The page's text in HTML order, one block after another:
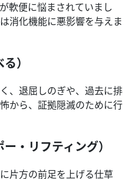
軟便に悩まされていまし
消化機能に悪影響を与えま
）
、退屈しのぎや、過去に排
から、証拠隠滅のために行
・リフティング）
片方の前足を上げる仕草